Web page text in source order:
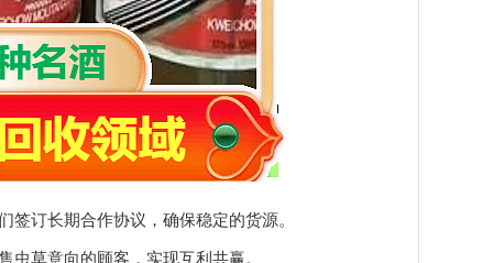
订长期合作协议，确保稳定的货源。
草意向的顾客，实现互利共赢。